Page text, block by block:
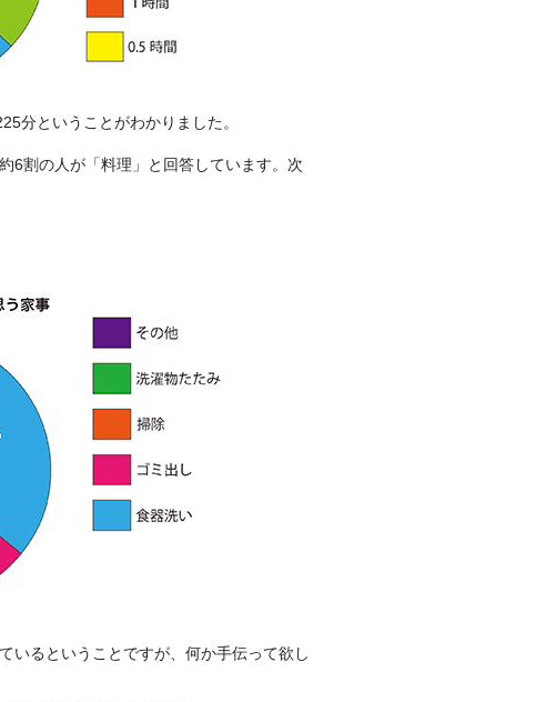
分ということがわかりました。
6割の人が「料理」と回答しています。次
いるということですが、何か手伝って欲し